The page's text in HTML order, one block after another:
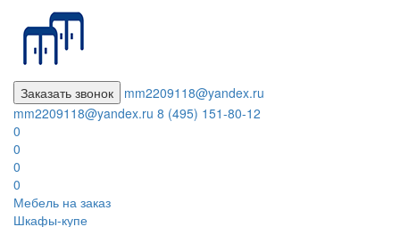
Заказать звонок
mm2209118@yandex.ru
mm2209118@yandex.ru 8 (495) 151-80-12
0
0
0
0
Мебель на заказ
Шкафы-купе